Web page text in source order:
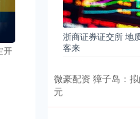
开
浙商证券证交所 地
客来
微豪配资 獐子岛：
元